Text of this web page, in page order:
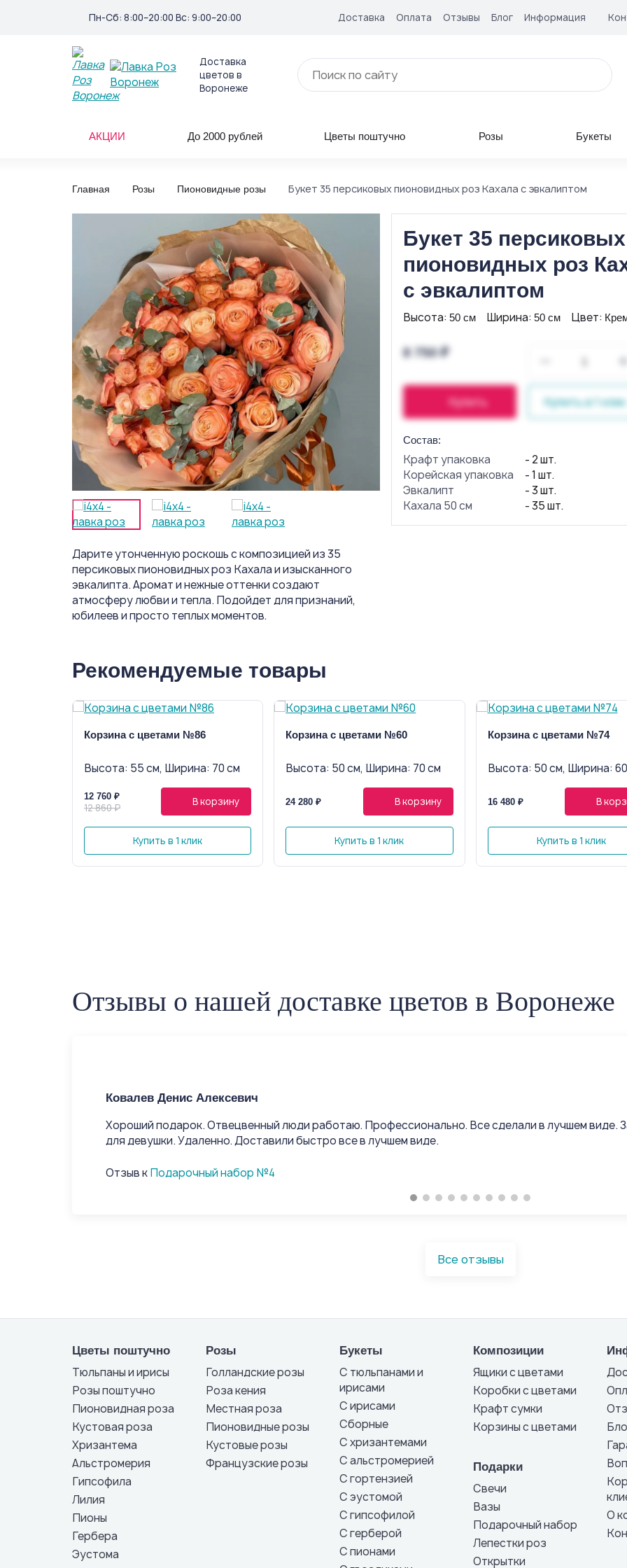
Пн-Сб: 8:00–20:00 Вс: 9:00–20:00 Доставка Оплата Отзывы Блог Информация
Доставка
цветов в
Воронеже
АКЦИИ До 2000 рублей Цветы поштучно Розы Букеты
Главная Розы Пионовидные розы Букет 35 персиковых пионовидных роз Кахала с эвкалиптом
Дарите утонченную роскошь с композицией из 35
персиковых пионовидных роз Кахала и изысканного
эвкалипта. Аромат и нежные оттенки создают
атмосферу любви и тепла. Подойдет для признаний,
юбилеев и просто теплых моментов.
Букет 35 персиковых
пионовидных роз
с эвкалиптом
Высота: 50 см Ширина: 50 см Цвет:
8 750 ₽
Купить Купить в 1 клик
Состав:
Крафт упаковка
- 2 шт.
Корейская упаковка
- 1 шт.
Эвкалипт
- 3 шт.
Кахала 50 см
- 35 шт.
Рекомендуемые товары
Корзина с цветами №86
Высота: 55 см, Ширина: 70 см
12 760 ₽
12 860 ₽ В корзину
Купить в 1 клик
Корзина с цветами №60
Высота: 50 см, Ширина: 70 см
24 280 ₽ В корзину
Купить в 1 клик
Корзина с цветами №74
Высота: 50 см, Ширина:
16 480 ₽ В
Купить в 1 клик
Отзывы о нашей доставке цветов в Воронеже
Ковалев Денис Алексевич
Хороший подарок. Отвецвенный люди работаю. Профессионально. Все сделали в лучшем виде.
для девушки. Удаленно. Доставили быстро все в лучшем виде.
Отзыв кПодарочный набор №4
Все отзывы
Цветы поштучно
Тюльпаны и ирисы
Розы поштучно
Пионовидная роза
Кустовая роза
Хризантема
Альстромерия
Гипсофила
Лилия
Пионы
Гербера
Эустома
Розы
Голландские розы
Роза кения
Местная роза
Пионовидные розы
Кустовые розы
Французские розы
Букеты
С тюльпанами и
ирисами
С ирисами
Сборные
С хризантемами
С альстромерией
С гортензией
С эустомой
С гипсофилой
С герберой
С пионами
Композиции
Ящики с цветами
Коробки с цветами
Крафт сумки
Корзины с цветами
Подарки
Свечи
Вазы
Подарочный набор
Лепестки роз
Открытки
О